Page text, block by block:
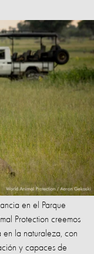
en el Parque
Protection creemos
en la naturaleza, con
y capaces de